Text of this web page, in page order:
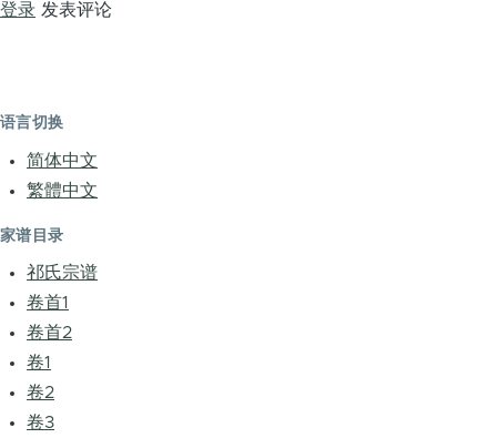
登录 发表评论
语言切换
简体中文
繁體中文
家谱目录
祁氏宗谱
卷首1
卷首2
卷1
卷2
卷3